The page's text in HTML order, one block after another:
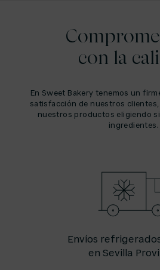
con la
En Sweet Bakery tenemos un
satisfacción de nuestros
nuestros productos eligiendo
ingredientes.
Envíos
en Sevilla